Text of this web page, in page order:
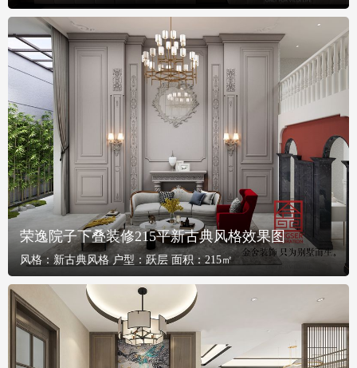
荣逸院子下叠装修215平新古典风格效果图
风格： 新古典风格 户型： 跃层 面积：215㎡